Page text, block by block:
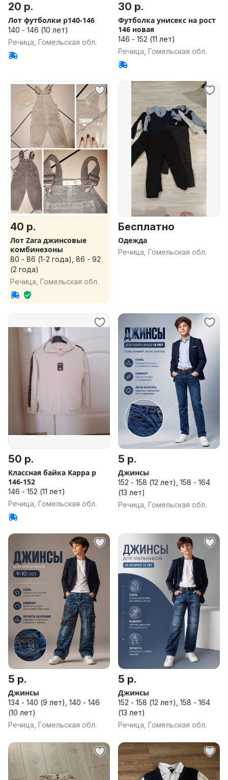
20 р.
Лот футболки р140-146
140 - 146 (10 лет)
Речица, Гомельская обл.
30 р.
Футболка унисекс на рост
146 новая
146 - 152 (11 лет)
Речица, Гомельская обл.
40 р.
Лот Zara джинсовые
комбинезоны
80 - 86 (1-2 года), 86 - 92
(2 года)
Речица, Гомельская обл.
Бесплатно
Одежда
Речица, Гомельская обл.
50 р.
Классная байка Kappa р
146-152
146 - 152 (11 лет)
Речица, Гомельская обл.
5 р.
Джинсы
152 - 158 (12 лет), 158 - 164
(13 лет)
Речица, Гомельская обл.
5 р.
Джинсы
134 - 140 (9 лет), 140 - 146
(10 лет)
Речица, Гомельская обл.
5 р.
Джинсы
152 - 158 (12 лет), 158 - 164
(13 лет)
Речица, Гомельская обл.